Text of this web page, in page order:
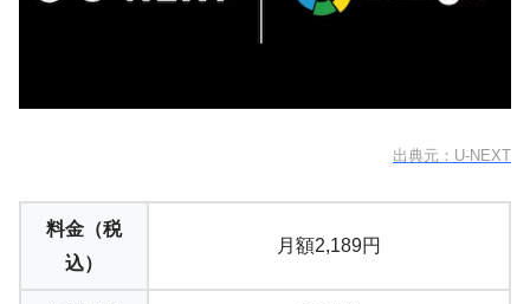
出典元：U-NEXT
料金（税
込）
月額2,189円